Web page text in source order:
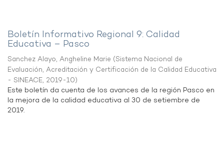
Boletín Informativo Regional 9: Calidad
Educativa – Pasco
Sanchez Alayo, Angheline Marie (Sistema Nacional de
Evaluación, Acreditación y Certificación de la Calidad Educativa
- SINEACE, 2019-10)
Este boletín da cuenta de los avances de la región Pasco en
la mejora de la calidad educativa al 30 de setiembre de
2019.